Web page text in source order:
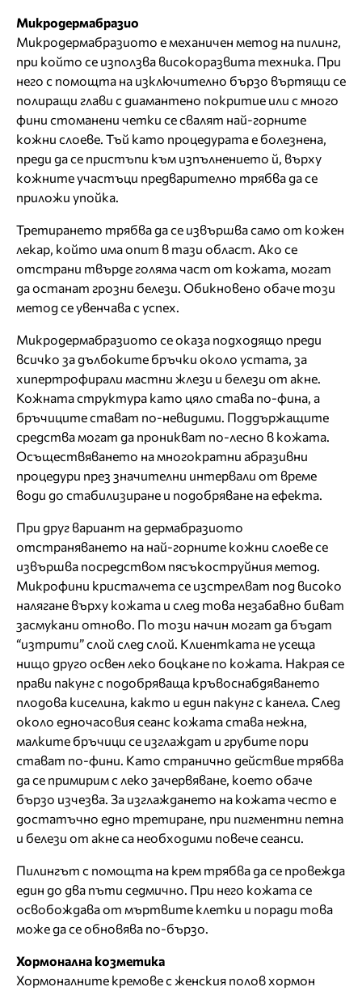
Микродермабразио
Микродермабразиото е механичен метод на пилинг,
при който се използва високоразвита техника. При
него с помощта на изключително бързо въртящи се
полиращи глави с диамантено покритие или с много
фини стоманени четки се свалят най-горните
кожни слоеве. Тъй като процедурата е болезнена,
преди да се пристъпи към изпълнението й, върху
кожните участъци предварително трябва да се
приложи упойка.
Третирането трябва да се извършва само от кожен
лекар, който има опит в тази област. Ако се
отстрани твърде голяма част от кожата, могат
да останат грозни белези. Обикновено обаче този
метод се увенчава с успех.
Микродермабразиото се оказа подходящо преди
всичко за дълбоките бръчки около устата, за
хипертрофирали мастни жлези и белези от акне.
Кожната структура като цяло става по-фина, а
бръчиците стават по-невидими. Поддържащите
средства могат да проникват по-лесно в кожата.
Осъществяването на многократни абразивни
процедури през значителни интервали от време
води до стабилизиране и подобряване на ефекта.
При друг вариант на дермабразиото
отстраняването на най-горните кожни слоеве се
извършва посредством пясъкоструйния метод.
Микрофини кристалчета се изстрелват под високо
налягане върху кожата и след това незабавно биват
засмукани отново. По този начин могат да бъдат
“изтрити” слой след слой. Клиентката не усеща
нищо друго освен леко боцкане по кожата. Накрая се
прави пакунг с подобряваща кръвоснабдяването
плодова киселина, както и един пакунг с канела. След
около едночасовия сеанс кожата става нежна,
малките бръчици се изглаждат и грубите пори
стават по-фини. Като странично действие трябва
да се примирим с леко зачервяване, което обаче
бързо изчезва. За изглаждането на кожата често е
достатъчно едно третиране, при пигментни петна
и белези от акне са необходими повече сеанси.
Пилингът с помощта на крем трябва да се провежда
един до два пъти седмично. При него кожата се
освобождава от мъртвите клетки и поради това
може да се обновява по-бързо.
Хормонална козметика
Хормоналните кремове с женския полов хормон